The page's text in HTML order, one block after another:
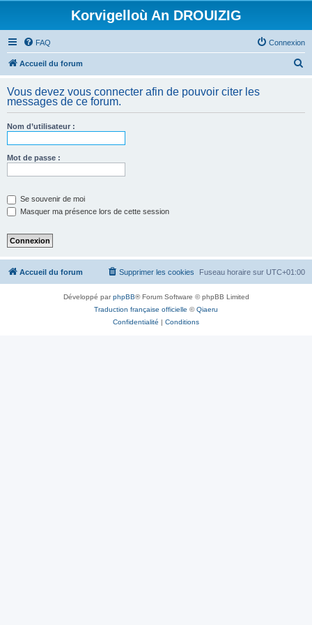
Korvigelloù An DROUIZIG
FAQ Connexion
Accueil du forum
h
Vous devez vous connecter afin de pouvoir citer les
messages de ce forum.
Nom d’utilisateur :
Mot de passe :
Se souvenir de moi
Masquer ma présence lors de cette session
Accueil du forum Fuseau horaire sur UTC+01:00
Supprimer les cookies
Développé parphpBB® Forum Software © phpBB Limited
Traduction française officielle ©Qiaeru
Confidentialité | Conditions